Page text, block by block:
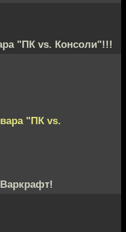
"ПК vs. Консоли"!!!
"ПК vs.